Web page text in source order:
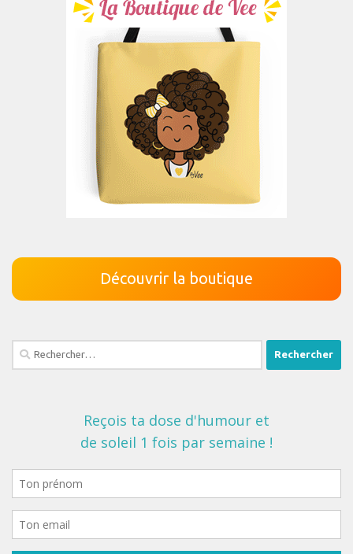
Découvrir la boutique
Rechercher :